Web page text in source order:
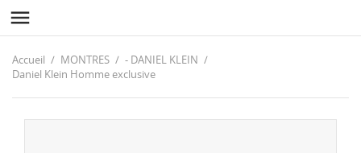

Accueil MONTRES
- DANIEL KLEIN
Daniel Klein Homme exclusive